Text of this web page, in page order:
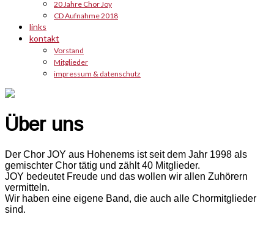
20 Jahre Chor Joy
CD Aufnahme 2018
links
kontakt
Vorstand
Mitglieder
impressum & datenschutz
Über uns
Der Chor JOY aus Hohenems ist seit dem Jahr 1998 als
gemischter Chor tätig und zählt 40 Mitglieder.
JOY bedeutet Freude und das wollen wir allen Zuhörern
vermitteln.
Wir haben eine eigene Band, die auch alle Chormitglieder
sind.